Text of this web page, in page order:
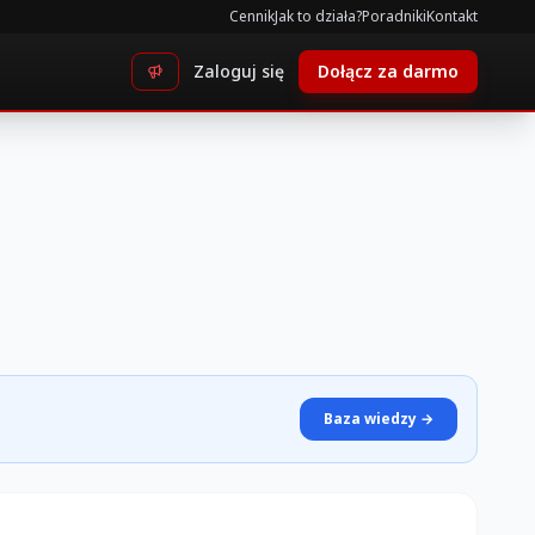
CennikJak to działa?PoradnikiKontakt
Zaloguj się Dołącz za darmo
Baza wiedzy →